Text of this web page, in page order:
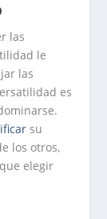
las
le
las
es
su
los otros,
elegir